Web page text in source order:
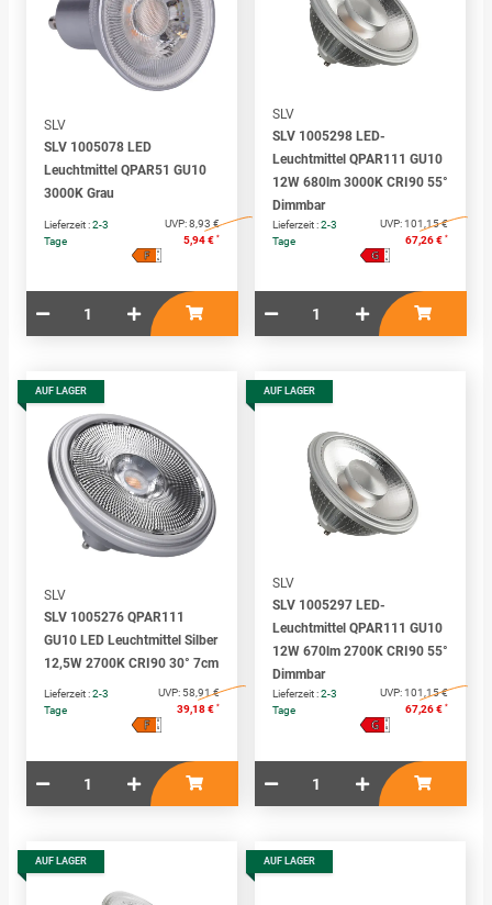
SLV
SLV 1005078 LED
Leuchtmittel QPAR51 GU10
3000K Grau
Lieferzeit :2-3
Tage
UVP:8,93 €
5,94 € *
A
↑
G
F
SLV
SLV 1005298 LED-
Leuchtmittel QPAR111 GU10
12W 680lm 3000K CRI90 55°
Dimmbar
Lieferzeit :2-3
Tage
UVP:101,15 €
67,26 € *
A
↑
G
G
AUF LAGER
SLV
SLV 1005276 QPAR111
GU10 LED Leuchtmittel Silber
12,5W 2700K CRI90 30° 7cm
Lieferzeit :2-3
Tage
UVP: 58,91 €
39,18 € *
A
↑
G
F
AUF LAGER
SLV
SLV 1005297 LED-
Leuchtmittel QPAR111 GU10
12W 670lm 2700K CRI90 55°
Dimmbar
Lieferzeit :2-3
Tage
UVP:101,15 €
67,26 € *
A
↑
G
G
AUF LAGER AUF LAGER